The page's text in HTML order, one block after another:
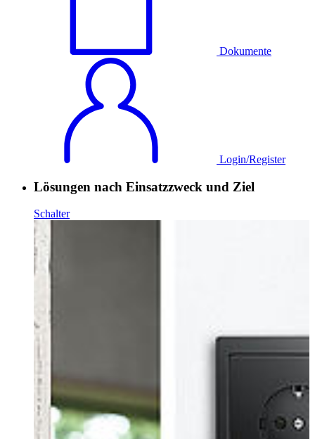
Dokumente
Login/Register
Lösungen nach Einsatzzweck und Ziel
Schalter